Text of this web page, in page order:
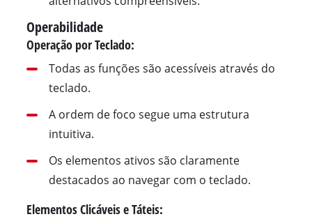
Operabilidade
Operação por Teclado:
Todas as funções são acessíveis através do
teclado.
A ordem de foco segue uma estrutura
intuitiva.
Os elementos ativos são claramente
destacados ao navegar com o teclado.
Elementos Clicáveis e Táteis: